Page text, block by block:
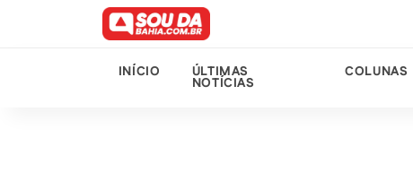
INÍCIO ÚLTIMAS
NOTÍCIAS
COLUNAS